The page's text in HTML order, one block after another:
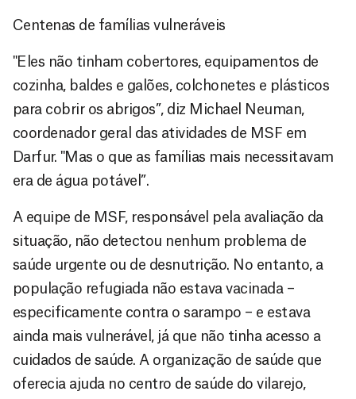
Centenas de famílias vulneráveis
"Eles não tinham cobertores, equipamentos de
cozinha, baldes e galões, colchonetes e plásticos
para cobrir os abrigos”, diz Michael Neuman,
coordenador geral das atividades de MSF em
Darfur. "Mas o que as famílias mais necessitavam
era de água potável”.
A equipe de MSF, responsável pela avaliação da
situação, não detectou nenhum problema de
saúde urgente ou de desnutrição. No entanto, a
população refugiada não estava vacinada –
especificamente contra o sarampo – e estava
ainda mais vulnerável, já que não tinha acesso a
cuidados de saúde. A organização de saúde que
oferecia ajuda no centro de saúde do vilarejo,